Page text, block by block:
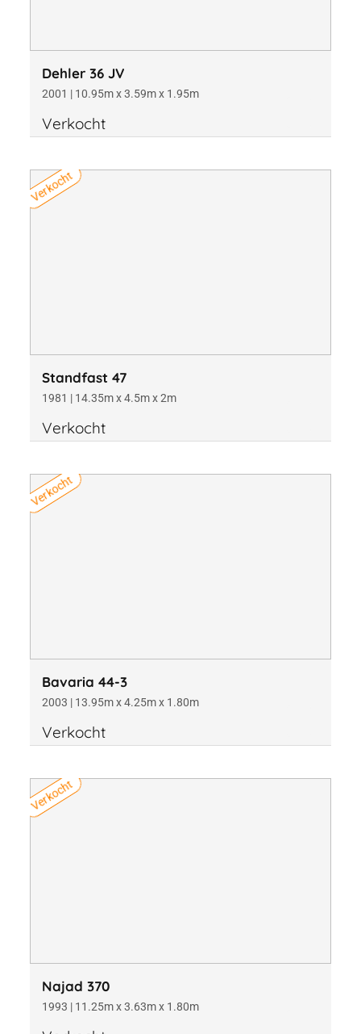
Dehler 36 JV
2001 | 10.95m x 3.59m x 1.95m
Verkocht
Verkocht
Standfast 47
1981 | 14.35m x 4.5m x 2m
Verkocht
Verkocht
Bavaria 44-3
2003 | 13.95m x 4.25m x 1.80m
Verkocht
Verkocht
Najad 370
1993 | 11.25m x 3.63m x 1.80m